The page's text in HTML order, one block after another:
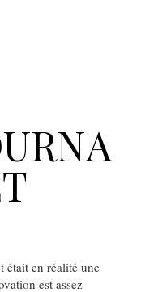
était en réalité une
est assez